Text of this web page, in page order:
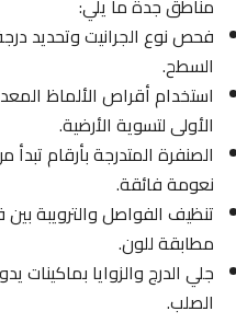
فحص نوع الجرانيت وتحديد درجة
السطح.
الأولى لتسوية الأرضية.
نعومة فائقة.
تنظيف الفواصل والترويبة بين
مطابقة للون.
جلي الدرج والزوايا بماكينات
الصلب.